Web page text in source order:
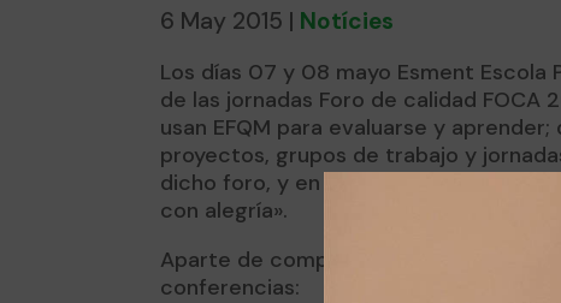
6 May 2015 | Notícies
Los días 07 y 08 mayo Esment
de las jornadas Foro de calidad FOCA
usan EFQM para evaluarse y
proyectos, grupos de trabajo y
dicho foro, y en esta ocasión el lema
con alegría».
Aparte de compartir proyectos y
conferencias: